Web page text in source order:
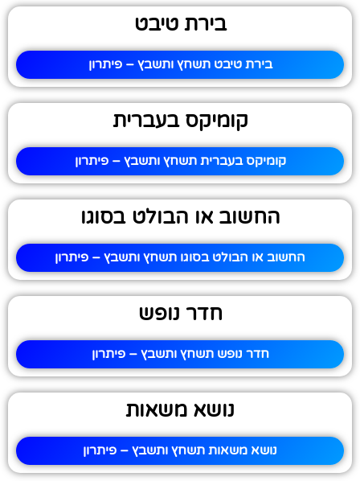
בירת טיבט
בירת טיבט תשחץ ותשבץ – פיתרון
קומיקס בעברית
קומיקס בעברית תשחץ ותשבץ – פיתרון
החשוב או הבולט בסוגו
החשוב או הבולט בסוגו תשחץ ותשבץ – פיתרון
חדר נופש
חדר נופש תשחץ ותשבץ – פיתרון
נושא משאות
נושא משאות תשחץ ותשבץ – פיתרון